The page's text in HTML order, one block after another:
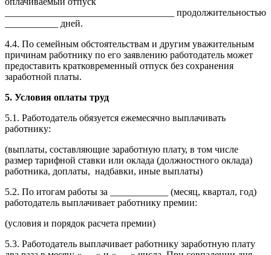
___________________________________ продолжительностью
___________ дней.
4.4. По семейным обстоятельствам и другим уважительным
причинам работнику по его заявлению работодатель может
предоставить кратковременный отпуск без сохранения
заработной платы.
5. Условия оплаты труд
5.1. Работодатель обязуется ежемесячно выплачивать
работнику:
(выплаты, составляющие заработную плату, в том числе
размер тарифной ставки или оклада (должностного оклада)
работника, доплаты, надбавки, иные выплаты)
5.2. По итогам работы за ____________ (месяц, квартал, год)
работодатель выплачивает работнику премии:
(условия и порядок расчета премии)
5.3. Работодатель выплачивает работнику заработную плату